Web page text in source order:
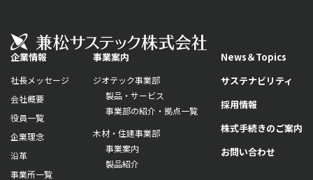
企業情報
社長メッセージ
会社概要
役員一覧
企業理念
沿革
事業所一覧
事業案内
ジオテック事業部
製品・サービス
事業部の紹介・拠点一覧
木材・住建事業部
事業案内
製品紹介
News＆Topics
サステナビリティ
採用情報
株式手続きのご案内
お問い合わせ